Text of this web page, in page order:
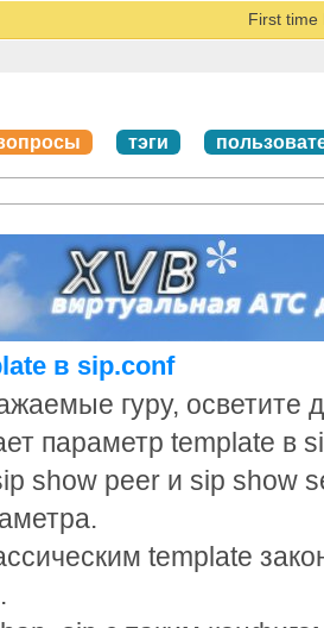
First time
тэги
в sip.conf
гуру, осветите
параметр template в
show peer и sip show
template